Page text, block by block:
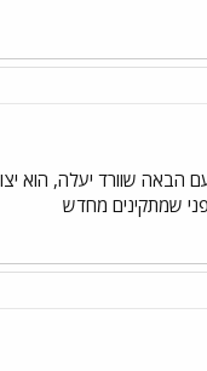
הבאה שוורד יעלה,
שמתקינים מחדש